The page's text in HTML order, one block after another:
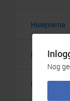
Husqvarna
InkClub.com